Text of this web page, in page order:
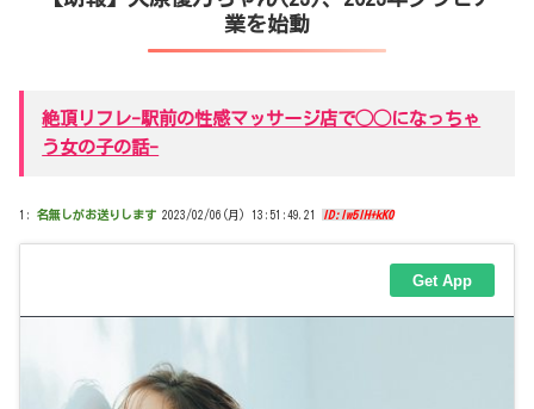
業を始動
絶頂リフレ-駅前の性感マッサージ店で◯◯になっちゃ
う女の子の話-
1: 名無しがお送りします 2023/02/06(月) 13:51:49.21 ID:lw5lH+kK0